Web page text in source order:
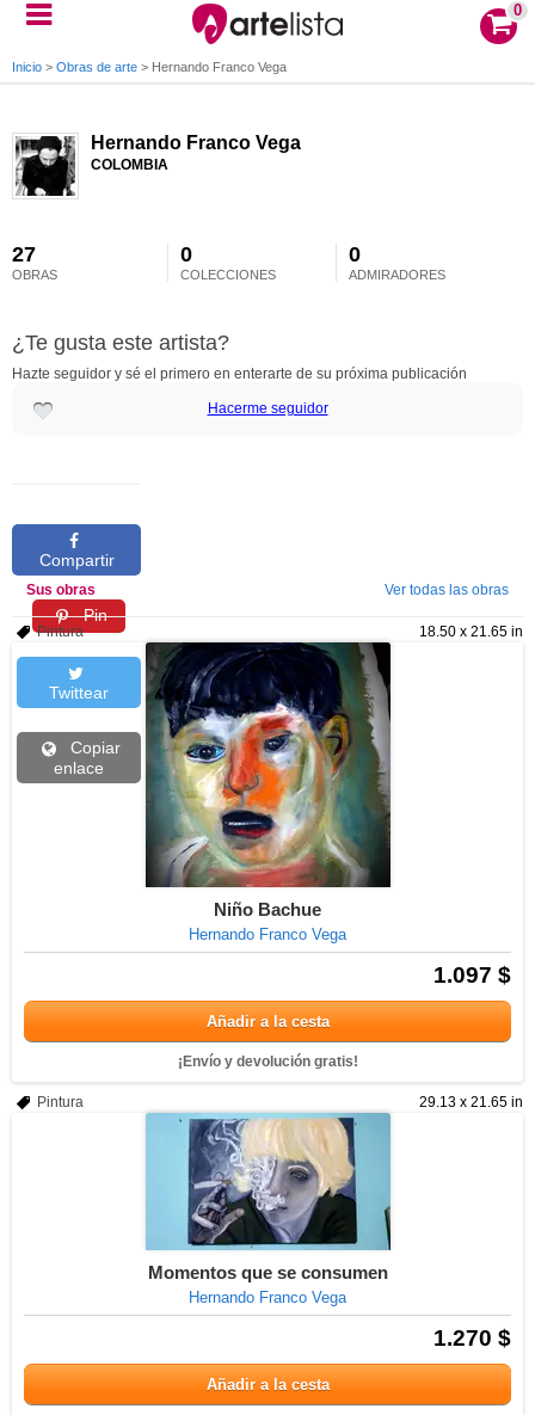
0
Inicio > Obras de arte > Hernando Franco Vega
Hernando Franco Vega
COLOMBIA
27
OBRAS
0
COLECCIONES
0
ADMIRADORES
¿Te gusta este artista?
Hazte seguidor y sé el primero en enterarte de su próxima publicación
Hacerme seguidor
Compartir
Pin
Twittear
Copiar
enlace
Sus obras Ver todas las obras
18.50 x 21.65 in
Pintura
Niño Bachue
Hernando Franco Vega
1.097 $
Añadir a la cesta
¡Envío y devolución gratis!
29.13 x 21.65 in
Pintura
Momentos que se consumen
Hernando Franco Vega
1.270 $
Añadir a la cesta